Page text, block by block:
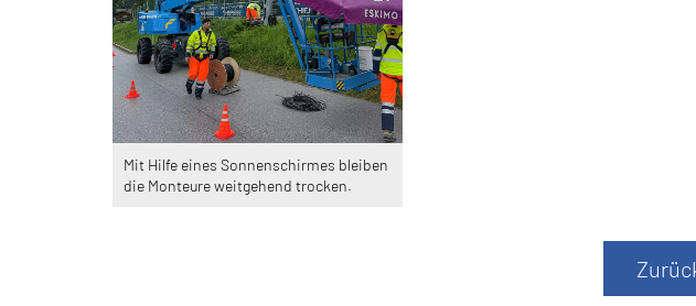
Mit Hilfe eines Sonnenschirmes bleiben
die Monteure weitgehend trocken.